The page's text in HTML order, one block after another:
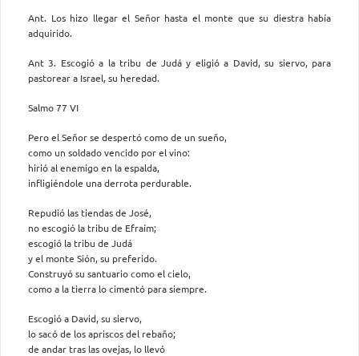
Ant. Los hizo llegar el Señor hasta el monte que su diestra había
adquirido.
Ant 3. Escogió a la tribu de Judá y eligió a David, su siervo, para
pastorear a Israel, su heredad.
Salmo 77 VI
Pero el Señor se despertó como de un sueño,
como un soldado vencido por el vino:
hirió al enemigo en la espalda,
infligiéndole una derrota perdurable.
Repudió las tiendas de José,
no escogió la tribu de Efraím;
escogió la tribu de Judá
y el monte Sión, su preferido.
Construyó su santuario como el cielo,
como a la tierra lo cimentó para siempre.
Escogió a David, su siervo,
lo sacó de los apriscos del rebaño;
de andar tras las ovejas, lo llevó